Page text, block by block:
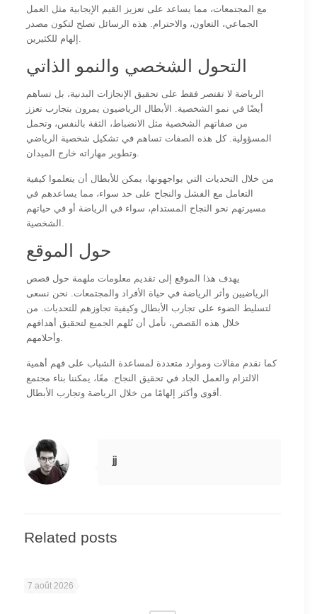
مع المجتمعات، مما يساعد على تعزيز القيم الإيجابية مثل العمل
الجماعي، التعاون، والاحترام. هذه الرسائل تصلح لتكون مصدر
التحول الشخصي والنمو الذاتي
الرياضة لا تقتصر فقط على تحقيق الإنجازات البدنية، بل تساهم
أيضًا في نمو الشخصية. الأبطال الرياضيون يمرون بتجارب تعزز
من صفاتهم الشخصية مثل الانضباط، الثقة بالنفس، وتحمل
المسؤولية. كل هذه الصفات تساهم في تشكيل شخصية الرياضي
من خلال التحديات التي يواجهونها، يمكن للأبطال أن يتعلموا كيفية
التعامل مع الفشل والنجاح على حد سواء، مما يساعدهم في
مسيرتهم نحو النجاح المستدام، سواء في الرياضة أو في حياتهم
حول الموقع
يهدف هذا الموقع إلى تقديم معلومات ملهمة حول قصص
الرياضيين وأثر الرياضة في حياة الأفراد والمجتمعات. نحن نسعى
لتسليط الضوء على تجارب الأبطال وكيفية تجاوزهم للتحديات. من
خلال هذه القصص، نأمل أن نُلهم الجميع لتحقيق أهدافهم
كما نقدم مقالات وموارد متعددة لمساعدة الشباب على فهم أهمية
الالتزام والعمل الجاد في تحقيق النجاح. معًا، يمكننا بناء مجتمع
jj
Related posts
7 août 2026